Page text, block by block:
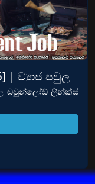
| ව්‍යාජ පවුල
ඩවුන්ලෝඩ් ලින්ක්ස්